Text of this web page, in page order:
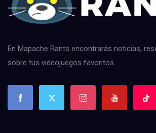
En Mapache Rants encontrarás noticias,
sobre tus videojuegos favoritos.